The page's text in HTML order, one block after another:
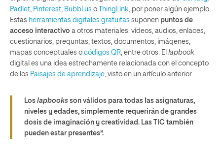
Padlet, Pinterest, Bubbl.us o ThingLink, por poner algún ejemplo.
Estas herramientas digitales gratuitas suponen puntos de
acceso interactivo a otros materiales: vídeos, audios, enlaces,
cuestionarios, preguntas, textos, documentos, imágenes,
mapas conceptuales o códigos QR, entre otros. El lapbook
digital es una idea estrechamente relacionada con el concepto
de los Paisajes de aprendizaje, visto en un artículo anterior.
Los lapbooks son válidos para todas las asignaturas,
niveles y edades, simplemente requerirán de grandes
dosis de imaginación y creatividad. Las TIC también
pueden estar presentes”.